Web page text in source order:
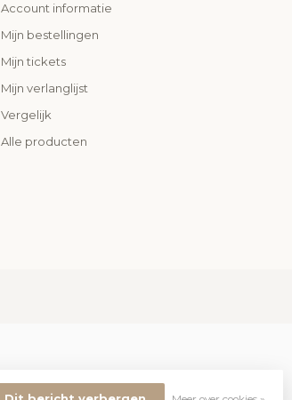
Account informatie
Mijn bestellingen
Mijn tickets
Mijn verlanglijst
Vergelijk
Alle producten